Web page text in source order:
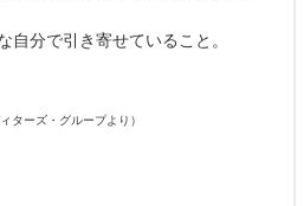
自分で引き寄せていること。
ターズ・グループより）